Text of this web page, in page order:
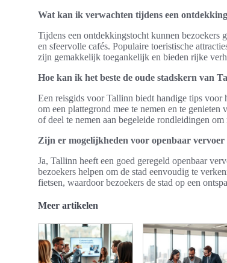
Wat kan ik verwachten tijdens een
Tijdens een ontdekkingstocht kunnen bezoekers
en sfeervolle cafés. Populaire toeristische
zijn gemakkelijk toegankelijk en bieden rijke
Hoe kan ik het beste de oude stadskern van
Een reisgids voor Tallinn biedt handige tips voor
om een plattegrond mee te nemen en te genieten
of deel te nemen aan begeleide rondleidingen
Zijn er mogelijkheden voor openbaar
Ja, Tallinn heeft een goed geregeld openbaar
bezoekers helpen om de stad eenvoudig te
fietsen, waardoor bezoekers de stad op een
Meer artikelen